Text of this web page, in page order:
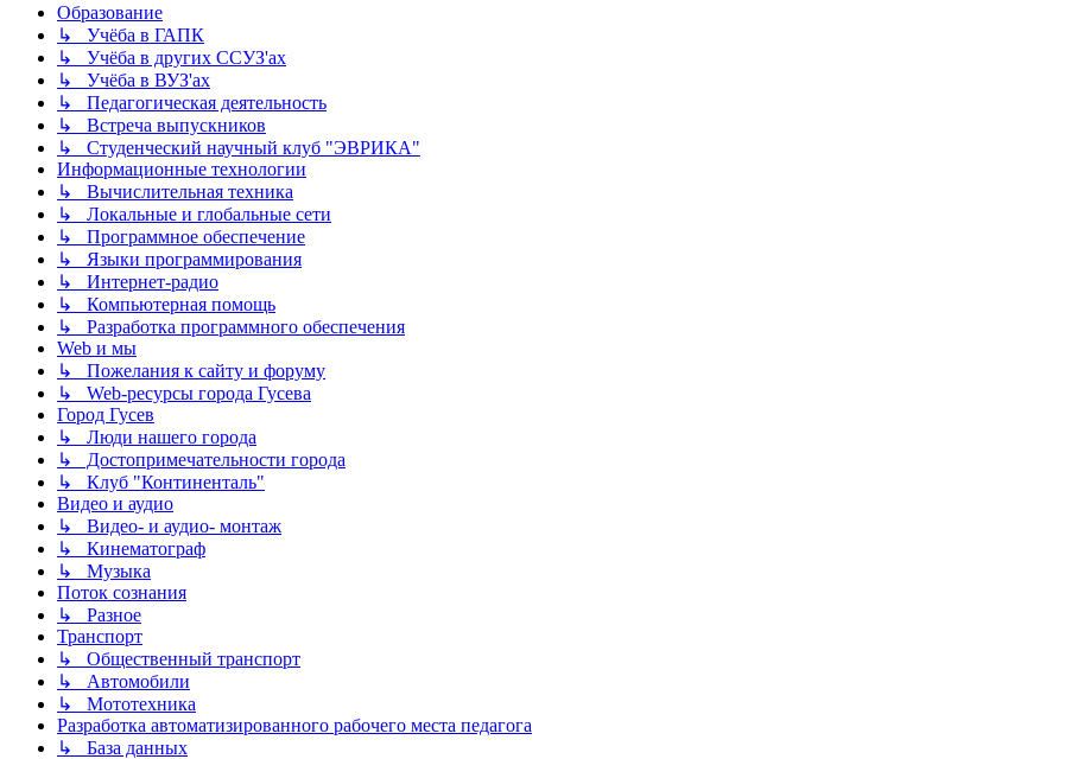
Образование
↳ Учёба в ГАПК
↳ Учёба в других ССУЗ'ах
↳ Учёба в ВУЗ'ах
↳ Педагогическая деятельность
↳ Встреча выпускников
↳ Студенческий научный клуб "ЭВРИКА"
Информационные технологии
↳ Вычислительная техника
↳ Локальные и глобальные сети
↳ Программное обеспечение
↳ Языки программирования
↳ Интернет-радио
↳ Компьютерная помощь
↳ Разработка программного обеспечения
Web и мы
↳ Пожелания к сайту и форуму
↳ Web-ресурсы города Гусева
Город Гусев
↳ Люди нашего города
↳ Достопримечательности города
↳ Клуб "Континенталь"
Видео и аудио
↳ Видео- и аудио- монтаж
↳ Кинематограф
↳ Музыка
Поток сознания
↳ Разное
Транспорт
↳ Общественный транспорт
↳ Автомобили
↳ Мототехника
Разработка автоматизированного рабочего места педагога
↳ База данных